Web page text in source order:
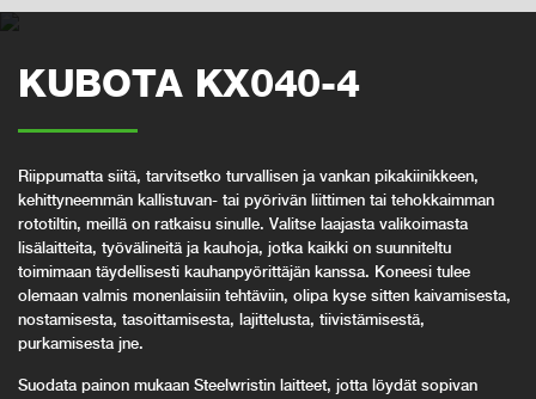
KUBOTA KX040-4
Riippumatta siitä, tarvitsetko turvallisen ja vankan pikakiinikkeen,
kehittyneemmän kallistuvan- tai pyörivän liittimen tai tehokkaimman
rototiltin, meillä on ratkaisu sinulle. Valitse laajasta valikoimasta
lisälaitteita, työvälineitä ja kauhoja, jotka kaikki on suunniteltu
toimimaan täydellisesti kauhanpyörittäjän kanssa. Koneesi tulee
olemaan valmis monenlaisiin tehtäviin, olipa kyse sitten kaivamisesta,
nostamisesta, tasoittamisesta, lajittelusta, tiivistämisestä,
purkamisesta jne.
Suodata painon mukaan Steelwristin laitteet, jotta löydät sopivan